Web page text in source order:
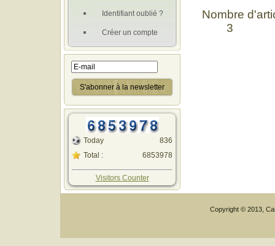
Identifiant oublié ?
Créer un compte
Today
Total :
836
6853978
Visitors Counter
Nombre
3
Copyright © 2013,